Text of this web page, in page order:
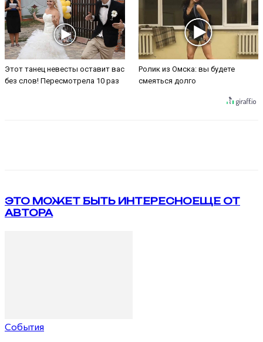
Этот танец невесты оставит вас
без слов! Пересмотрела 10 раз
Ролик из Омска: вы будете
смеяться долго
ЭТО МОЖЕТ БЫТЬ ИНТЕРЕСНОЕЩЕ ОТ
АВТОРА
События